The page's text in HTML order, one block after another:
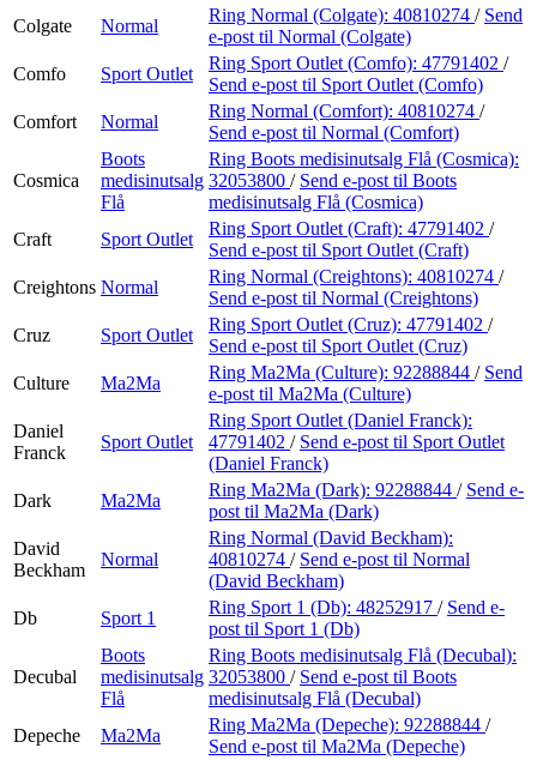
Colgate
Normal
Ring Normal (Colgate): 40810274 / Send
e-post til Normal (Colgate)
Comfo
Sport Outlet
Ring Sport Outlet (Comfo): 47791402 /
Send e-post til Sport Outlet (Comfo)
Comfort
Normal
Ring Normal (Comfort): 40810274 /
Send e-post til Normal (Comfort)
Cosmica
Boots
medisinutsalg
Flå
Ring Boots medisinutsalg Flå (Cosmica):
32053800 / Send e-post til Boots
medisinutsalg Flå (Cosmica)
Craft
Sport Outlet
Ring Sport Outlet (Craft): 47791402 /
Send e-post til Sport Outlet (Craft)
Creightons Normal
Ring Normal (Creightons): 40810274 /
Send e-post til Normal (Creightons)
Cruz
Sport Outlet
Ring Sport Outlet (Cruz): 47791402 /
Send e-post til Sport Outlet (Cruz)
Culture
Ma2Ma
Ring Ma2Ma (Culture): 92288844 / Send
e-post til Ma2Ma (Culture)
Daniel
Franck
Sport Outlet
Ring Sport Outlet (Daniel Franck):
47791402 / Send e-post til Sport Outlet
(Daniel Franck)
Dark
Ma2Ma
Ring Ma2Ma (Dark): 92288844 / Send e-
post til Ma2Ma (Dark)
David
Beckham
Normal
Ring Normal (David Beckham):
40810274 / Send e-post til Normal
(David Beckham)
Db
Sport 1
Ring Sport 1 (Db): 48252917 / Send e-
post til Sport 1 (Db)
Decubal
Boots
medisinutsalg
Flå
Ring Boots medisinutsalg Flå (Decubal):
32053800 / Send e-post til Boots
medisinutsalg Flå (Decubal)
Depeche
Ma2Ma
Ring Ma2Ma (Depeche): 92288844 /
Send e-post til Ma2Ma (Depeche)